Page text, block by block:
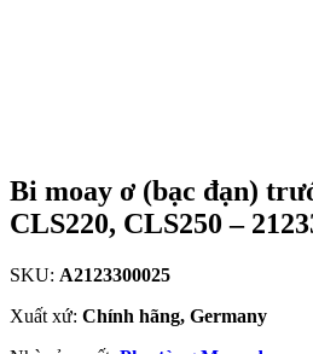
Bi moay ơ (bạc đạn)
CLS220, CLS250 –
SKU: A2123300025
Xuất xứ: Chính hãng, Germany